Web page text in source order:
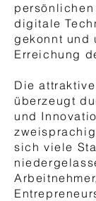
digitale
gekonnt und
Erreichung
Die
überzeugt
und
sich viele